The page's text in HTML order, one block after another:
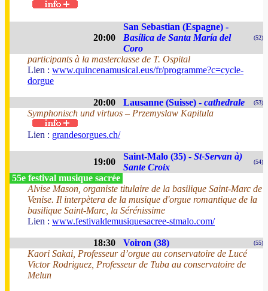
20:00
San Sebastian (Espagne) -
Basílica de Santa María del
Coro
(52)
participants à la masterclasse de T. Ospital
Lien : www.quincenamusical.eus/fr/programme?c=cycle-
dorgue
20:00 Lausanne (Suisse) - cathedrale (53)
Symphonisch und virtuos – Przemyslaw Kapitula
Lien : grandesorgues.ch/
19:00
Saint-Malo (35) - St-Servan à)
Sante Croix
(54)
55e festival musique sacrée
Alvise Mason, organiste titulaire de la basilique Saint-Marc de
Venise. Il interpètera de la musique d'orgue romantique de la
basilique Saint-Marc, la Sérénissime
Lien : www.festivaldemusiquesacree-stmalo.com/
18:30 Voiron (38) (55)
Kaori Sakai, Professeur d’orgue au conservatoire de Lucé
Victor Rodriguez, Professeur de Tuba au conservatoire de
Melun